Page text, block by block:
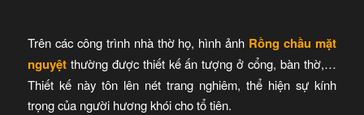
Trên các công trình nhà thờ họ, hình ảnh Rồng chầu mặt
nguyệt thường được thiết kế ấn tượng ở cổng, bàn thờ,…
Thiết kế này tôn lên nét trang nghiêm, thể hiện sự kính
trọng của người hương khói cho tổ tiên.